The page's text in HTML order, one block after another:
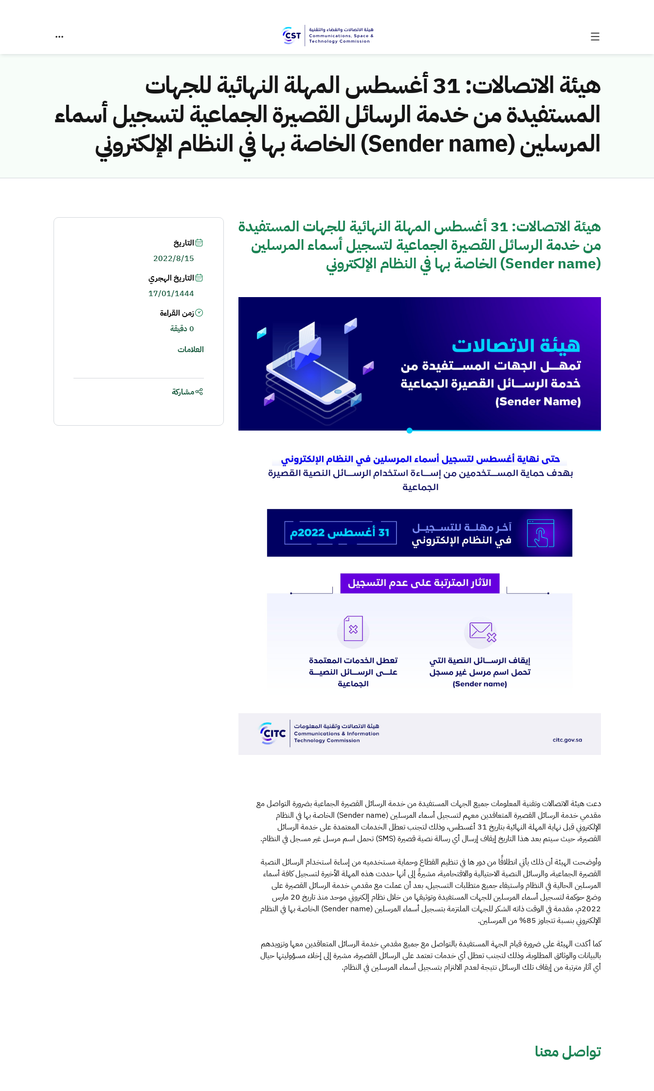
هيئة الاتصالات: 31 أغسطس المهلة النهائية للجهات
المستفيدة من خدمة الرسائل القصيرة الجماعية لتسجيل أسماء
المرسلين (Sender name) الخاصة بها في النظام الإلكتروني
هيئة الاتصالات: 31 أغسطس المهلة النهائية للجهات المستفيدة
من خدمة الرسائل القصيرة الجماعية لتسجيل أسماء المرسلين
(Sender name) الخاصة بها في النظام الإلكتروني
دعت هيئة الاتصالات وتقنية المعلومات جميع الجهات المستفيدة من خدمة الرسائل القصيرة الجماعية بضرورة التواصل مع
مقدمي خدمة الرسائل القصيرة المتعاقدين معهم لتسجيل أسماء المرسلين (Sender name) الخاصة بها في النظام
الإلكتروني قبل نهاية المهلة النهائية بتاريخ 31 أغسطس، وذلك لتجنب تعطل الخدمات المعتمدة على خدمة الرسائل
القصيرة، حيث سيتم بعد هذا التاريخ إيقاف إرسال أي رسالة نصية قصيرة (SMS) تحمل اسم مرسل غير مسجل في النظام.
وأوضحت الهيئة أن ذلك يأتي انطلاقًا من دور ها في تنظيم القطاع وحماية مستخدميه من إساءة استخدام الرسائل النصية
القصيرة الجماعية، والرسائل النصية الاحتيالية والاقتحامية، مشيرةً إلى أنها حددت هذه المهلة الأخيرة لتسجيل كافة أسماء
المرسلين الحالية في النظام واستيفاء جميع متطلبات التسجيل، بعد أن عملت مع مقدمي خدمة الرسائل القصيرة على
وضع حوكمة لتسجيل أسماء المرسلين للجهات المستفيدة وتوثيقها من خلال نظام إلكتروني موحد منذ تاريخ 20 مارس
2022م، مقدمة في الوقت ذاته الشكر للجهات الملتزمة بتسجيل أسماء المرسلين (Sender name) الخاصة بها في النظام
الإلكتروني بنسبة تتجاوز 85% من المرسلين.
كما أكدت الهيئة على ضرورة قيام الجهة المستفيدة بالتواصل مع جميع مقدمي خدمة الرسائل المتعاقدين معها وتزويدهم
بالبيانات والوثائق المطلوبة، وذلك لتجنب تعطل أي خدمات تعتمد على الرسائل القصيرة، مشيرة إلى إخلاء مسؤوليتها حيال
أي آثار مترتبة من إيقاف تلك الرسائل نتيجة لعدم الالتزام بتسجيل أسماء المرسلين في النظام.
التاريخ
2022/8/15
التاريخ الهجري
17/01/1444
زمن القراءة
0 دقيقة
العلامات
مشاركة
تواصل معنا